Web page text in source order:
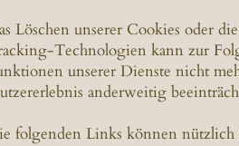
Löschen unserer Cookies oder
Technologien kann zur
unserer Dienste nicht
anderweitig
folgenden Links können